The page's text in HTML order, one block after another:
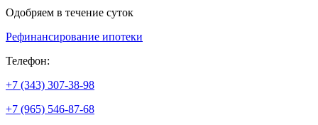
Одобряем в течение суток
Рефинансирование ипотеки
Телефон:
+7 (343) 307-38-98
+7 (965) 546-87-68